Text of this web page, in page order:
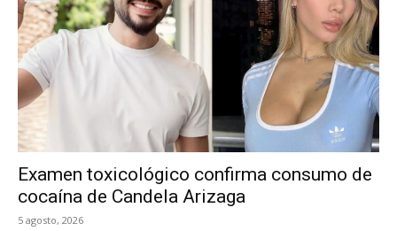
Examen toxicológico confirma consumo de
cocaína de Candela Arizaga
5 agosto, 2026